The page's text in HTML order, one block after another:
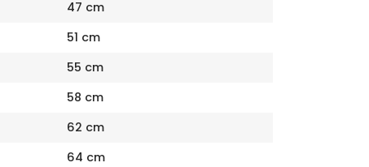
47 cm
51 cm
55 cm
58 cm
62 cm
64 cm